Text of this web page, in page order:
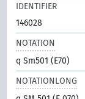
IDENTIFIER
146028
NOTATION
q Sm501 (E70)
NOTATIONLONG